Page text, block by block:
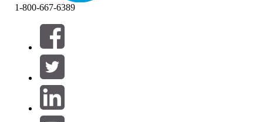
Filtros (0)
SELECCIONAR FILTROS
Área de productos
1-800-667-6389